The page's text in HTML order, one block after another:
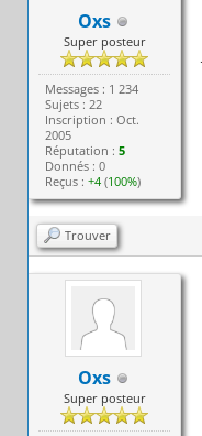
Oxs
Super posteur
Messages : 1 234
Sujets : 22
Inscription : Oct.
2005
Réputation :5
Donnés : 0
Reçus :+4 (100%)
Trouver
Oxs
Super posteur